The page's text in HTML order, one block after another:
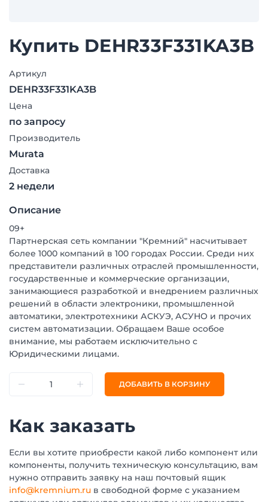
Купить DEHR33F331KA3B
Артикул
DEHR33F331KA3B
Цена
по запросу
Производитель
Murata
Доставка
2 недели
Описание
09+
Партнерская сеть компании "Кремний" насчитывает
более 1000 компаний в 100 городах России. Среди них
представители различных отраслей промышленности,
государственные и коммерческие организации,
занимающиеся разработкой и внедрением различных
решений в области электроники, промышленной
автоматики, электротехники АСКУЭ, АСУНО и прочих
систем автоматизации. Обращаем Ваше особое
внимание, мы работаем исключительно с
Юридическими лицами.
ДОБАВИТЬ В КОРЗИНУ
Как заказать
Если вы хотите приобрести какой либо компонент или
компоненты, получить техническую консультацию, вам
нужно отправить заявку на наш почтовый ящик
info@kremnium.ru в свободной форме с указанием